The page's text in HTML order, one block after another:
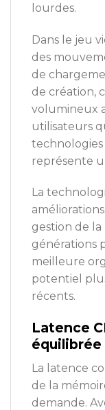
lourdes.
Dans le jeu
des
de
de création,
volumineux
utilisateurs
représente
La
gestion de
générations
meilleure
potentiel
récents.
Latence
équilibrée
La latence
de la
demande.